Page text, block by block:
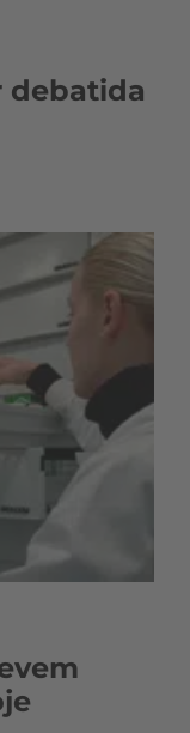
debatida